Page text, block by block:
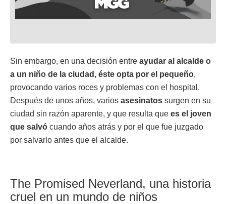
Sin embargo, en una decisión entre ayudar al alcalde o
a un niño de la ciudad, éste opta por el pequeño,
provocando varios roces y problemas con el hospital.
Después de unos años, varios asesinatos surgen en su
ciudad sin razón aparente, y que resulta que es el joven
que salvó cuando años atrás y por el que fue juzgado
por salvarlo antes que el alcalde.
The Promised Neverland, una historia
cruel en un mundo de niños